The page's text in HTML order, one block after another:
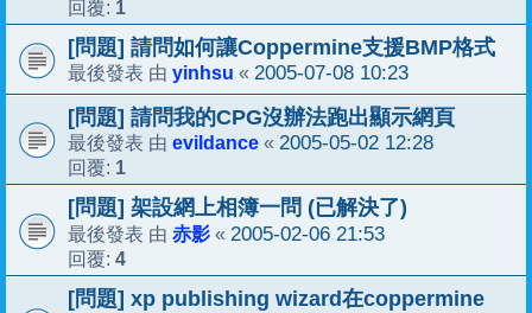
回覆: 1
[問題] 請問如何讓Coppermine支援BMP格式
最後發表 由 yinhsu « 2005-07-08 10:23
[問題] 請問我的CPG沒辦法跑出顯示網頁
最後發表 由 evildance « 2005-05-02 12:28
回覆: 1
[問題] 架設網上相簿一問 (已解決了)
最後發表 由 赤影 « 2005-02-06 21:53
回覆: 4
[問題] xp publishing wizard在coppermine